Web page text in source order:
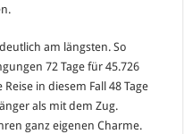
am längsten. So
72 Tage für 45.726
in diesem Fall 48 Tage
als mit dem Zug.
ganz eigenen Charme.